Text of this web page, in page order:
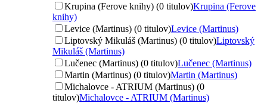
Krupina (Ferove knihy) (0 titulov)Krupina (Ferove
knihy)
Levice (Martinus) (0 titulov)Levice (Martinus)
Liptovský Mikuláš (Martinus) (0 titulov)Liptovský
Mikuláš (Martinus)
Lučenec (Martinus) (0 titulov)Lučenec (Martinus)
Martin (Martinus) (0 titulov)Martin (Martinus)
Michalovce - ATRIUM (Martinus) (0
titulov)Michalovce - ATRIUM (Martinus)